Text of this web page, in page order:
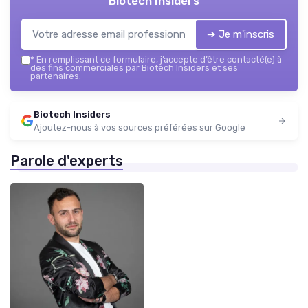
➔ Je m'inscris
* En remplissant ce formulaire, j’accepte d’être contacté(e) à
des fins commerciales par Biotech Insiders et ses
partenaires.
Biotech Insiders
Ajoutez-nous à vos sources préférées sur Google
Parole d'experts